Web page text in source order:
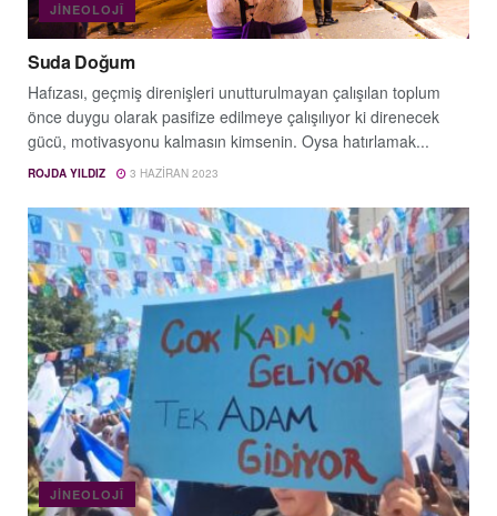
JINEOLOJÎ
Suda Doğum
Hafızası, geçmiş direnişleri unutturulmayan çalışılan toplum
önce duygu olarak pasifize edilmeye çalışılıyor ki direnecek
gücü, motivasyonu kalmasın kimsenin. Oysa hatırlamak...
ROJDA YILDIZ 3 HAZIRAN 2023
JINEOLOJÎ